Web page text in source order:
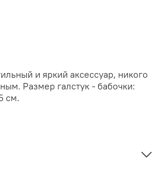
и яркий аксессуар, никого
Размер галстук - бабочки:
см.